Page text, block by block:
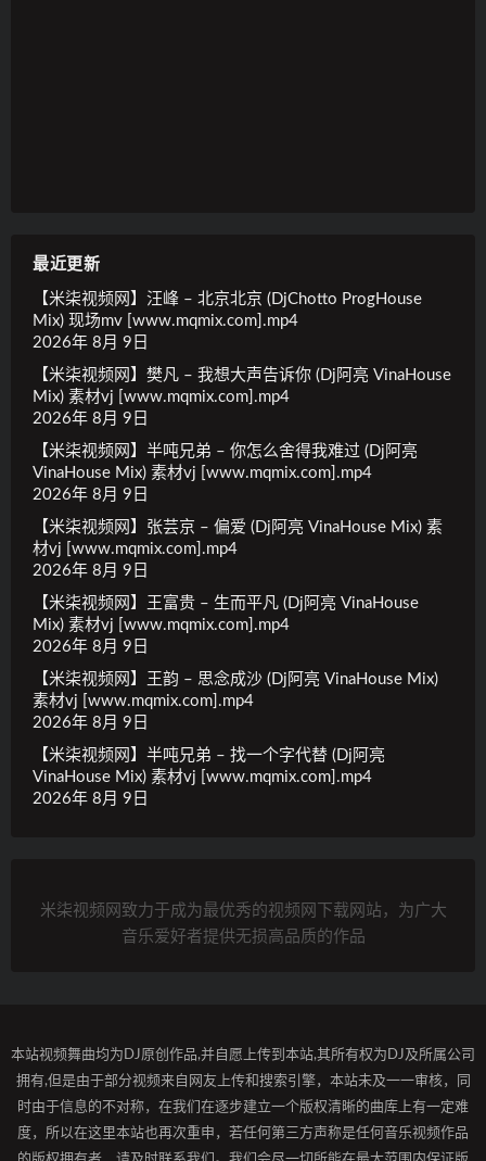
最近更新
【米柒视频网】汪峰 – 北京北京 (DjChotto ProgHouse
Mix) 现场mv [www.mqmix.com].mp4
2026年 8月 9日
【米柒视频网】樊凡 – 我想大声告诉你 (Dj阿亮 VinaHouse
Mix) 素材vj [www.mqmix.com].mp4
2026年 8月 9日
【米柒视频网】半吨兄弟 – 你怎么舍得我难过 (Dj阿亮
VinaHouse Mix) 素材vj [www.mqmix.com].mp4
2026年 8月 9日
【米柒视频网】张芸京 – 偏爱 (Dj阿亮 VinaHouse Mix) 素
材vj [www.mqmix.com].mp4
2026年 8月 9日
【米柒视频网】王富贵 – 生而平凡 (Dj阿亮 VinaHouse
Mix) 素材vj [www.mqmix.com].mp4
2026年 8月 9日
【米柒视频网】王韵 – 思念成沙 (Dj阿亮 VinaHouse Mix)
素材vj [www.mqmix.com].mp4
2026年 8月 9日
【米柒视频网】半吨兄弟 – 找一个字代替 (Dj阿亮
VinaHouse Mix) 素材vj [www.mqmix.com].mp4
2026年 8月 9日
米柒视频网致力于成为最优秀的视频网下载网站，为广大
音乐爱好者提供无损高品质的作品
本站视频舞曲均为DJ原创作品,并自愿上传到本站,其所有权为DJ及所属公司
拥有,但是由于部分视频来自网友上传和搜索引擎，本站未及一一审核，同
时由于信息的不对称，在我们在逐步建立一个版权清晰的曲库上有一定难
度，所以在这里本站也再次重申，若任何第三方声称是任何音乐视频作品